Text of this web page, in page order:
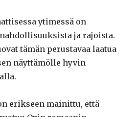
ytimessä on
ja rajoista.
tämän perustavaa laatua
näyttämölle hyvin
erikseen mainittu, että